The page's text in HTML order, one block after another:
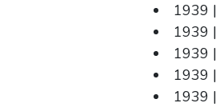
1939 |
1939 |
1939 |
1939 |
1939 |